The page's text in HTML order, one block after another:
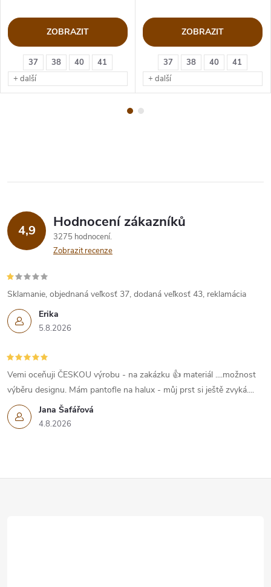
37 38 40
41
+ další
ZOBRAZIT
37 38 40
41
+ další
ZOBRAZIT
4,9 Hodnocení zákazníků
3275 hodnocení
Zobrazit recenze
Erika
5.8.2026
Sklamanie, objednaná veľkosť 37, dodaná veľkosť 43, reklamácia
Jana Šafářová
4.8.2026
Vemi oceňuji ČESKOU výrobu - na zakázku 👍 materiál ....možnost
výběru designu. Mám pantofle na halux - můj prst si ještě zvyká....